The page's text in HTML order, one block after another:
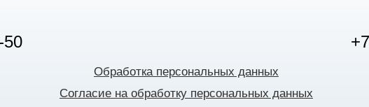
50
Обработка персональных данных
Согласие на обработку персональных данных